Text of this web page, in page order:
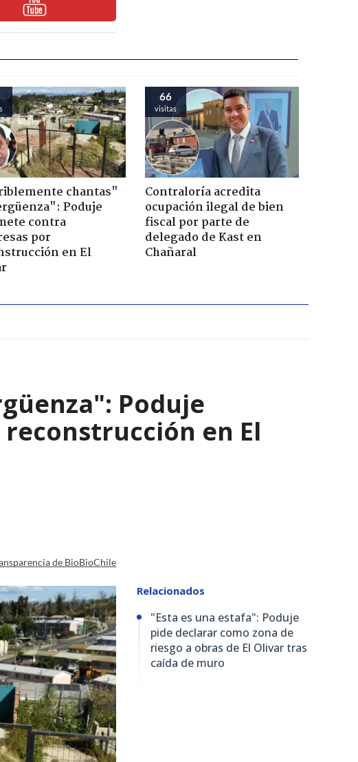
chantas"
Poduje
contra
por
en El
66
visitas
Contraloría acredita
ocupación ilegal de bien
fiscal por parte de
delegado de Kast en
Chañaral
Poduje
en El
de BioBioChile
Relacionados
"Esta es una estafa": Poduje
pide declarar como zona de
riesgo a obras de El Olivar tras
caída de muro